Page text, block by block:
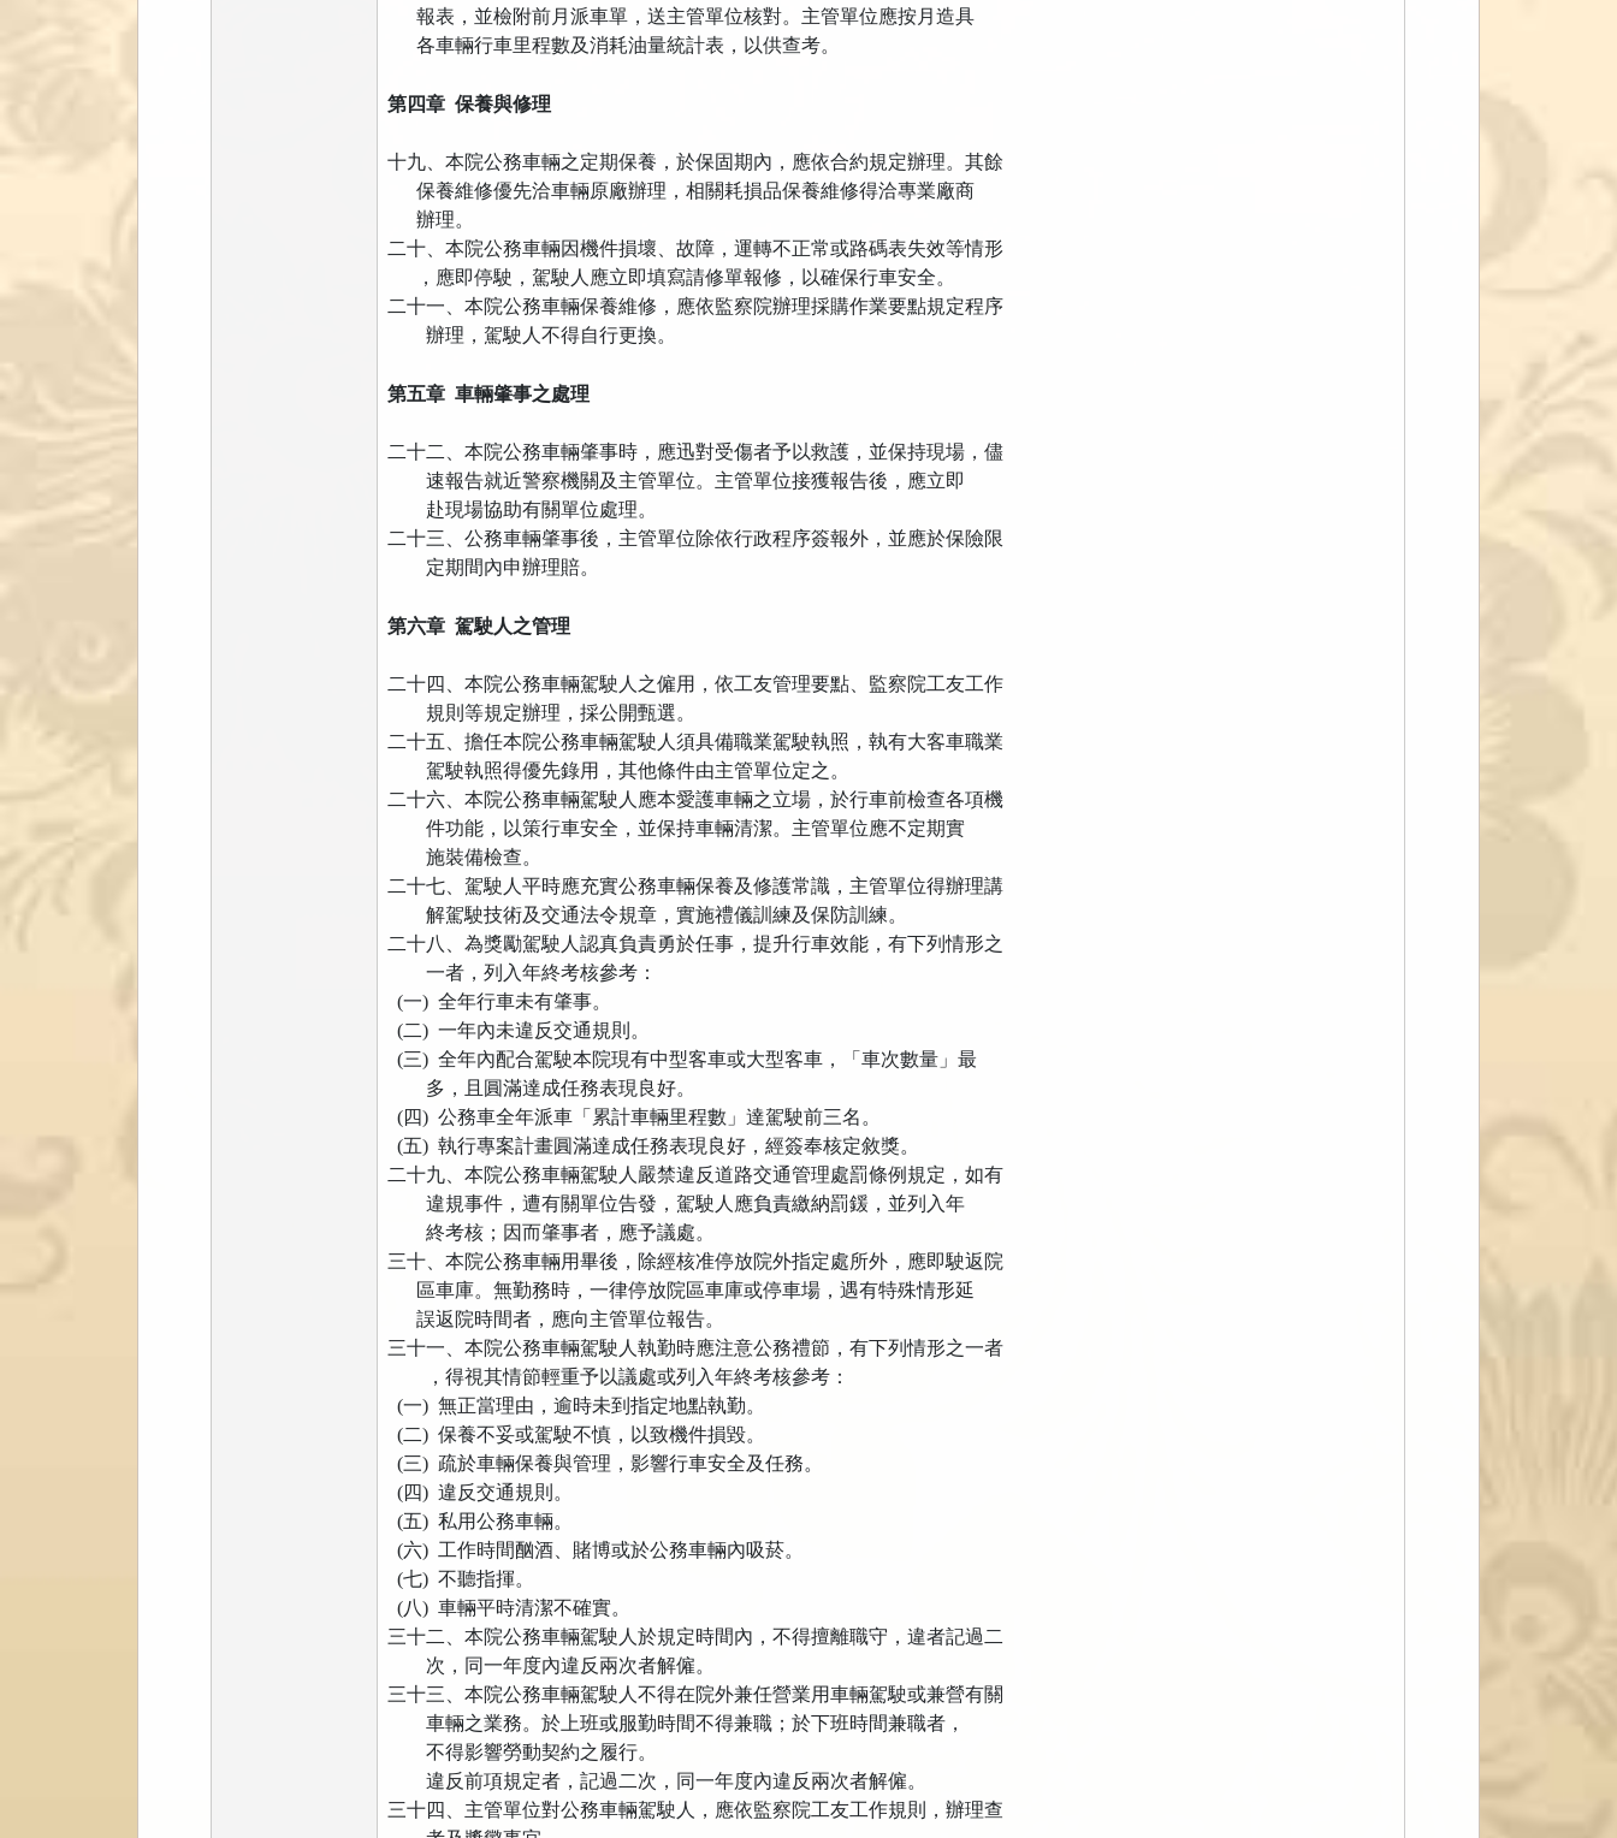
報表，並檢附前月派車單，送主管單位核對。主管單位應按月造具
各車輛行車里程數及消耗油量統計表，以供查考。
第四章 保養與修理
十九、本院公務車輛之定期保養，於保固期內，應依合約規定辦理。其餘
保養維修優先洽車輛原廠辦理，相關耗損品保養維修得洽專業廠商
辦理。
二十、本院公務車輛因機件損壞、故障，運轉不正常或路碼表失效等情形
，應即停駛，駕駛人應立即填寫請修單報修，以確保行車安全。
二十一、本院公務車輛保養維修，應依監察院辦理採購作業要點規定程序
辦理，駕駛人不得自行更換。
第五章 車輛肇事之處理
二十二、本院公務車輛肇事時，應迅對受傷者予以救護，並保持現場，儘
速報告就近警察機關及主管單位。主管單位接獲報告後，應立即
赴現場協助有關單位處理。
二十三、公務車輛肇事後，主管單位除依行政程序簽報外，並應於保險限
定期間內申辦理賠。
第六章 駕駛人之管理
二十四、本院公務車輛駕駛人之僱用，依工友管理要點、監察院工友工作
規則等規定辦理，採公開甄選。
二十五、擔任本院公務車輛駕駛人須具備職業駕駛執照，執有大客車職業
駕駛執照得優先錄用，其他條件由主管單位定之。
二十六、本院公務車輛駕駛人應本愛護車輛之立場，於行車前檢查各項機
件功能，以策行車安全，並保持車輛清潔。主管單位應不定期實
施裝備檢查。
二十七、駕駛人平時應充實公務車輛保養及修護常識，主管單位得辦理講
解駕駛技術及交通法令規章，實施禮儀訓練及保防訓練。
二十八、為獎勵駕駛人認真負責勇於任事，提升行車效能，有下列情形之
一者，列入年終考核參考：
(一) 全年行車未有肇事。
(二) 一年內未違反交通規則。
(三) 全年內配合駕駛本院現有中型客車或大型客車，「車次數量」最
多，且圓滿達成任務表現良好。
(四) 公務車全年派車「累計車輛里程數」達駕駛前三名。
(五) 執行專案計畫圓滿達成任務表現良好，經簽奉核定敘獎。
二十九、本院公務車輛駕駛人嚴禁違反道路交通管理處罰條例規定，如有
違規事件，遭有關單位告發，駕駛人應負責繳納罰鍰，並列入年
終考核；因而肇事者，應予議處。
三十、本院公務車輛用畢後，除經核准停放院外指定處所外，應即駛返院
區車庫。無勤務時，一律停放院區車庫或停車場，遇有特殊情形延
誤返院時間者，應向主管單位報告。
三十一、本院公務車輛駕駛人執勤時應注意公務禮節，有下列情形之一者
，得視其情節輕重予以議處或列入年終考核參考：
(一) 無正當理由，逾時未到指定地點執勤。
(二) 保養不妥或駕駛不慎，以致機件損毀。
(三) 疏於車輛保養與管理，影響行車安全及任務。
(四) 違反交通規則。
(五) 私用公務車輛。
(六) 工作時間酗酒、賭博或於公務車輛內吸菸。
(七) 不聽指揮。
(八) 車輛平時清潔不確實。
三十二、本院公務車輛駕駛人於規定時間內，不得擅離職守，違者記過二
次，同一年度內違反兩次者解僱。
三十三、本院公務車輛駕駛人不得在院外兼任營業用車輛駕駛或兼營有關
車輛之業務。於上班或服勤時間不得兼職；於下班時間兼職者，
不得影響勞動契約之履行。
違反前項規定者，記過二次，同一年度內違反兩次者解僱。
三十四、主管單位對公務車輛駕駛人，應依監察院工友工作規則，辦理查